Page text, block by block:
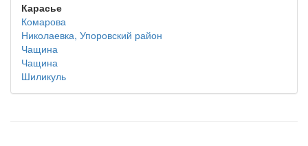
Карасье
Комарова
Николаевка, Упоровский район
Чащина
Чащина
Шиликуль